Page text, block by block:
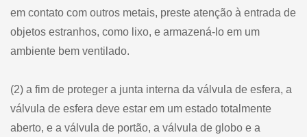
em contato com outros metais, preste atenção à entrada de
objetos estranhos, como lixo, e armazená-lo em um
ambiente bem ventilado.
(2) a fim de proteger a junta interna da válvula de esfera, a
válvula de esfera deve estar em um estado totalmente
aberto, e a válvula de portão, a válvula de globo e a